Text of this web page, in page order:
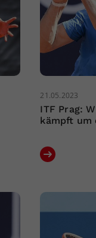
21.05.2023
ITF Prag:
kämpft um